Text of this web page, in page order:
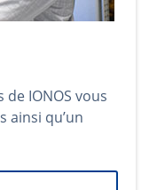
IONOS vous
ainsi qu’un